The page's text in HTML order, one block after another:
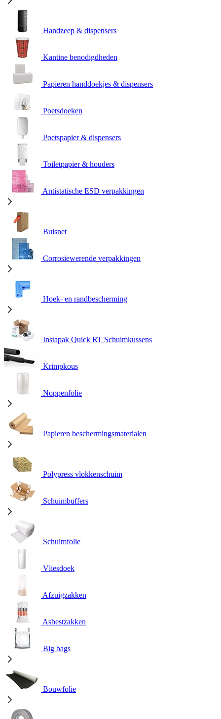
Handzeep & dispensers
Kantine benodigdheden
Papieren handdoekjes & dispensers
Poetsdoeken
Poetspapier & dispensers
Toiletpapier & houders
Antistatische ESD verpakkingen
Buisnet
Corrosiewerende verpakkingen
Hoek- en randbescherming
Instapak Quick RT Schuimkussens
Krimpkous
Noppenfolie
Papieren beschermingsmaterialen
Polypress vlokkenschuim
Schuimbuffers
Schuimfolie
Vliesdoek
Afzuigzakken
Asbestzakken
Big bags
Bouwfolie